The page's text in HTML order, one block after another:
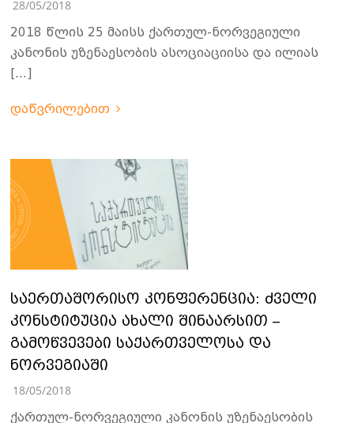
28/05/2018
2018 წლის 25 მაისს ქართულ-ნორვეგიული
კანონის უზენაესობის ასოციაციისა და ილიას
[…]
დაწვრილებით
საერთაშორისო კონფერენცია: ძველი
კონსტიტუცია ახალი შინაარსით –
გამოწვევები საქართველოსა და
ნორვეგიაში
18/05/2018
ქართულ-ნორვეგიული კანონის უზენაესობის